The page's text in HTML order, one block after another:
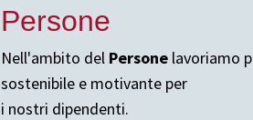
Persone
Nell'ambito del Persone lavoriamo
sostenibile e motivante per
i nostri dipendenti.